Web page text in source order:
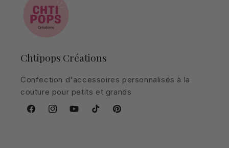
Chtipops Créations
Confection d'accessoires personnalisés à la
couture pour petits et grands
FacebookInstagramYouTubeTikTokPinterest